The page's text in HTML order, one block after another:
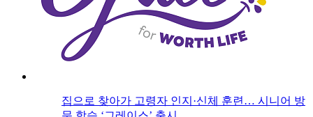
집으로 찾아가 고령자 인지·신체 훈련… 시니어 방